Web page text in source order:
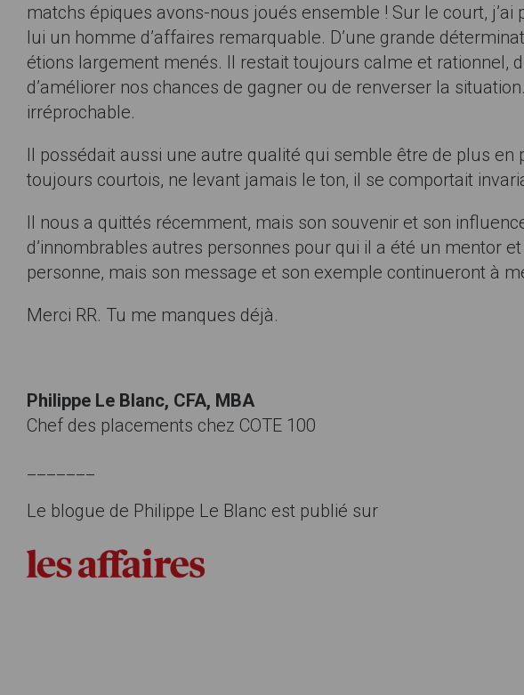
matchs épiques avons-nous joués ensemble ! Sur le court,
lui un homme d’affaires remarquable. D’une grande
étions largement menés. Il restait toujours calme et rationnel,
d’améliorer nos chances de gagner ou de renverser la
irréprochable.
Il possédait aussi une autre qualité qui semble être de plus
toujours courtois, ne levant jamais le ton, il se comportait
Il nous a quittés récemment, mais son souvenir et son
d’innombrables autres personnes pour qui il a été un mentor
personne, mais son message et son exemple continueront à
Merci RR. Tu me manques déjà.
Philippe Le Blanc, CFA, MBA
Chef des placements chez COTE 100
Le blogue de Philippe Le Blanc est publié sur